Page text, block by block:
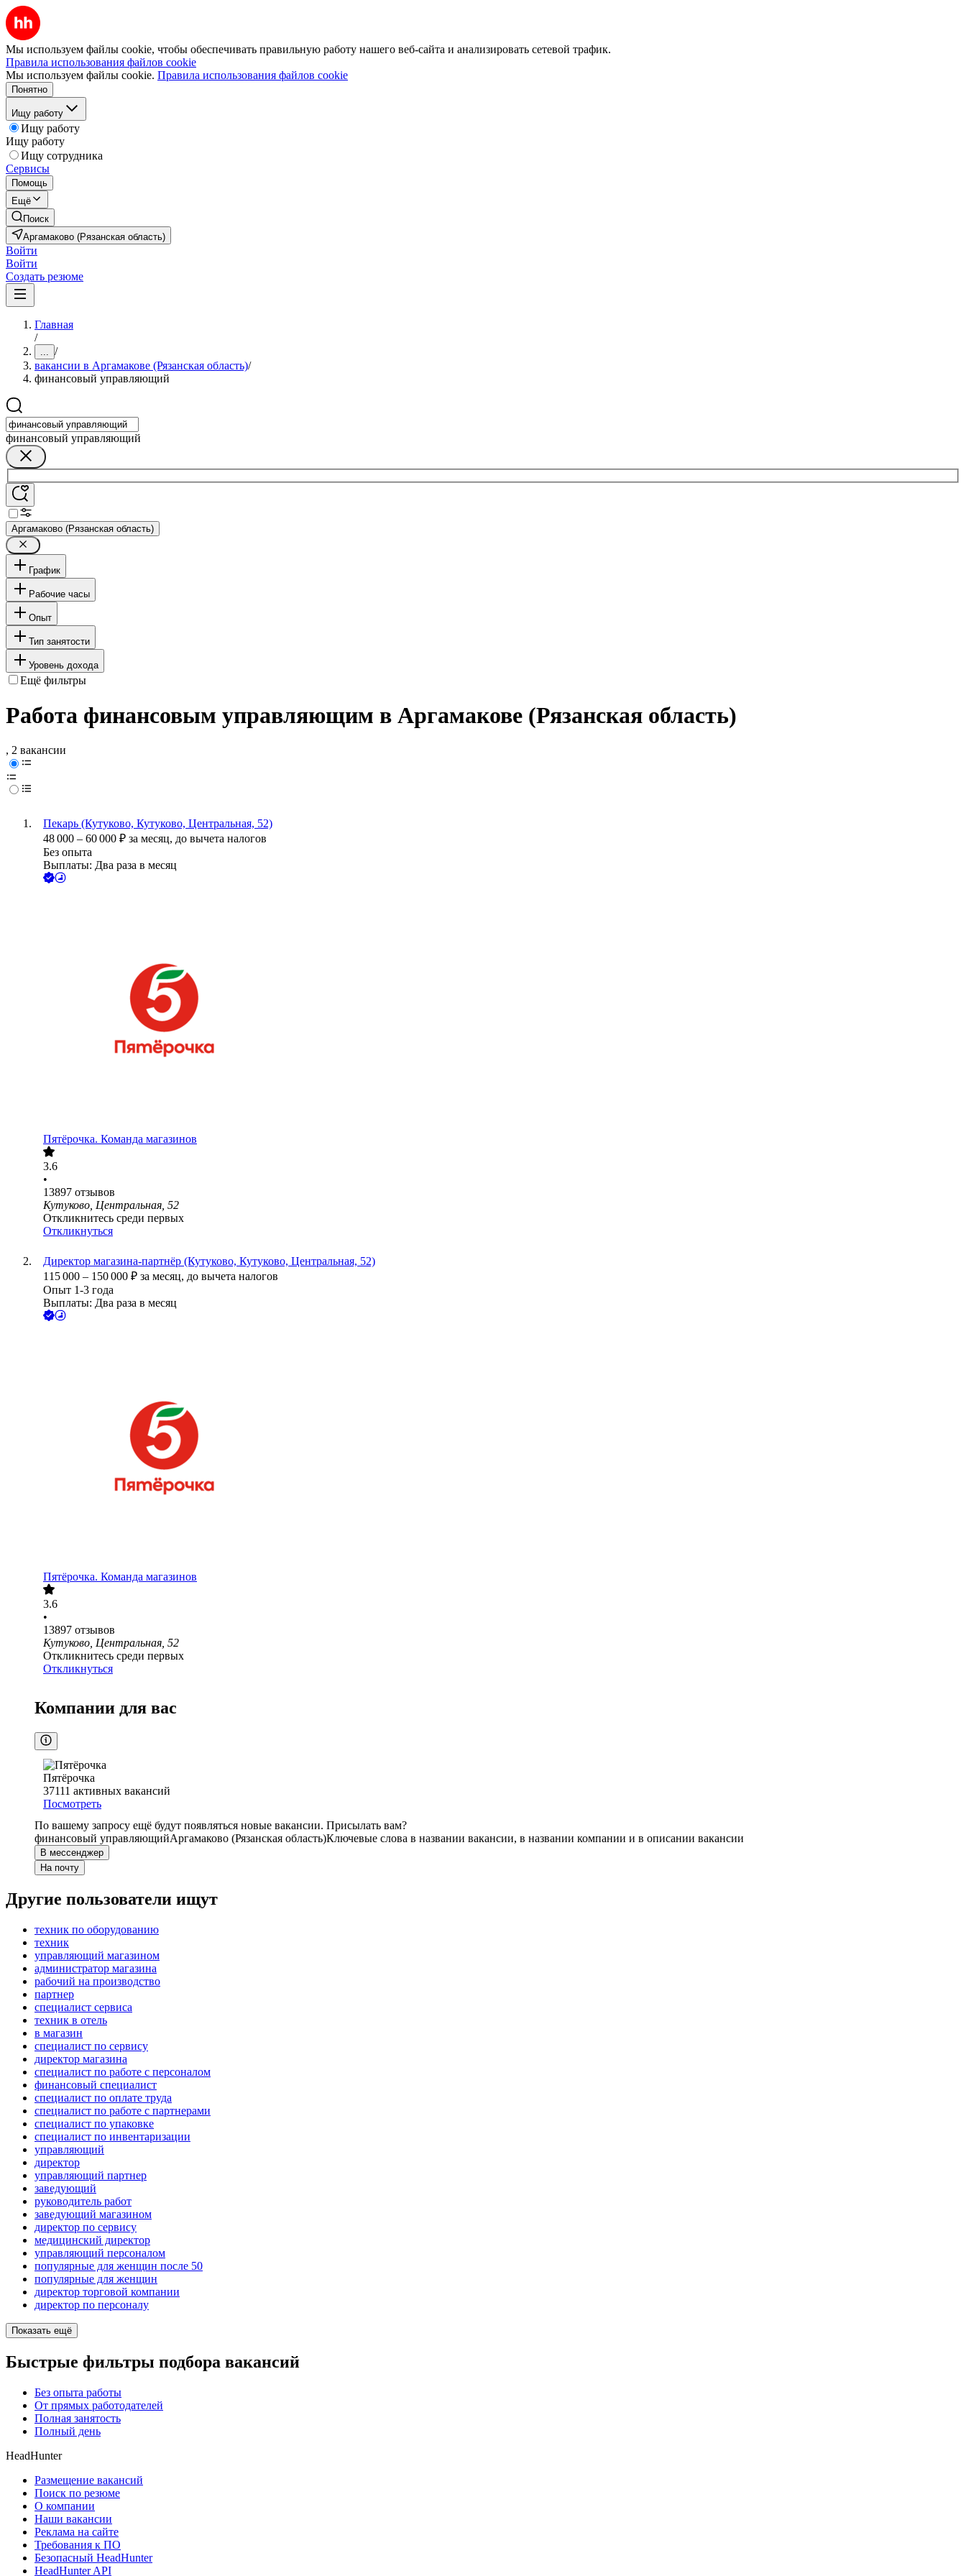
Мы используем файлы cookie, чтобы обеспечивать правильную работу нашего веб-сайта и анализировать сетевой трафик.
Правила использования файлов cookie
Мы используем файлы cookie. Правила использования файлов cookie
Понятно
Ищу работу
Ищу работу
Ищу работу
Ищу сотрудника
Сервисы
Помощь
Ещё
Поиск
Аргамаково (Рязанская область)
Войти
Войти
Создать резюме
Главная
/
... /
вакансии в Аргамакове (Рязанская область)/
финансовый управляющий
финансовый управляющий
Аргамаково (Рязанская область)
График
Рабочие часы
Опыт
Тип занятости
Уровень дохода
Ещё фильтры
Работа финансовым управляющим в Аргамакове (Рязанская область)
, 2 вакансии
Пекарь (Кутуково, Кутуково, Центральная, 52)
48 000 – 60 000 ₽ за месяц, до вычета налогов
Без опыта
Выплаты: Два раза в месяц
Пятёрочка. Команда магазинов
3.6
•
13897 отзывов
Кутуково, Центральная, 52
Откликнитесь среди первых
Откликнуться
Директор магазина-партнёр (Кутуково, Кутуково, Центральная, 52)
115 000 – 150 000 ₽ за месяц, до вычета налогов
Опыт 1-3 года
Выплаты: Два раза в месяц
Пятёрочка. Команда магазинов
3.6
•
13897 отзывов
Кутуково, Центральная, 52
Откликнитесь среди первых
Откликнуться
Компании для вас
Пятёрочка
37111 активных вакансий
Посмотреть
По вашему запросу ещё будут появляться новые вакансии. Присылать вам?
финансовый управляющийАргамаково (Рязанская область)Ключевые слова в названии вакансии, в названии компании и в описании вакансии
В мессенджер
На почту
Другие пользователи ищут
техник по оборудованию
техник
управляющий магазином
администратор магазина
рабочий на производство
партнер
специалист сервиса
техник в отель
в магазин
специалист по сервису
директор магазина
специалист по работе с персоналом
финансовый специалист
специалист по оплате труда
специалист по работе с партнерами
специалист по упаковке
специалист по инвентаризации
управляющий
директор
управляющий партнер
заведующий
руководитель работ
заведующий магазином
директор по сервису
медицинский директор
управляющий персоналом
популярные для женщин после 50
популярные для женщин
директор торговой компании
директор по персоналу
Показать ещё
Быстрые фильтры подбора вакансий
Без опыта работы
От прямых работодателей
Полная занятость
Полный день
HeadHunter
Размещение вакансий
Поиск по резюме
О компании
Наши вакансии
Реклама на сайте
Требования к ПО
Безопасный HeadHunter
HeadHunter API